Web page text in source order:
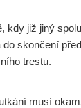
kdy již jiný
skončení
trestu.
musí